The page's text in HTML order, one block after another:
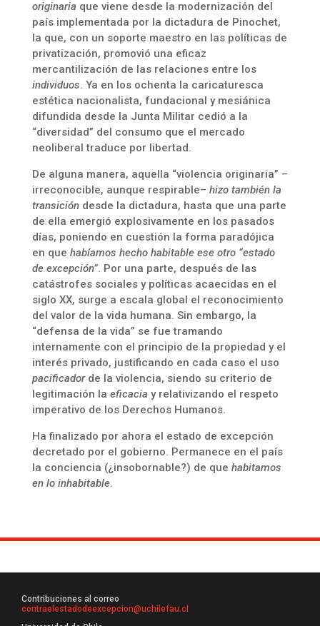
originaria que viene desde la modernización del
país implementada por la dictadura de Pinochet,
la que, con un soporte maestro en las políticas de
privatización, promovió una eficaz
mercantilización de las relaciones entre los
individuos. Ya en los ochenta la caricaturesca
estética nacionalista, fundacional y mesiánica
difundida desde la Junta Militar cedió a la
“diversidad” del consumo que el mercado
neoliberal traduce por libertad.
De alguna manera, aquella “violencia originaria” –
irreconocible, aunque respirable– hizo también la
transicióndesde la dictadura, hasta que una parte
de ella emergió explosivamente en los pasados
días, poniendo en cuestión la forma paradójica
en que habíamos hecho habitable ese otro “estado
de excepción”. Por una parte, después de las
catástrofes sociales y políticas acaecidas en el
siglo XX, surge a escala global el reconocimiento
del valor de la vida humana. Sin embargo, la
“defensa de la vida” se fue tramando
internamente con el principio de la propiedad y el
interés privado, justificando en cada caso el uso
pacificadorde la violencia, siendo su criterio de
legitimación la eficacia y relativizando el respeto
imperativo de los Derechos Humanos.
Ha finalizado por ahora el estado de excepción
decretado por el gobierno. Permanece en el país
la conciencia (¿insobornable?) de que habitamos
en lo inhabitable.
Contribuciones al correo
contraelestadodeexcepcion@uchilefau.cl